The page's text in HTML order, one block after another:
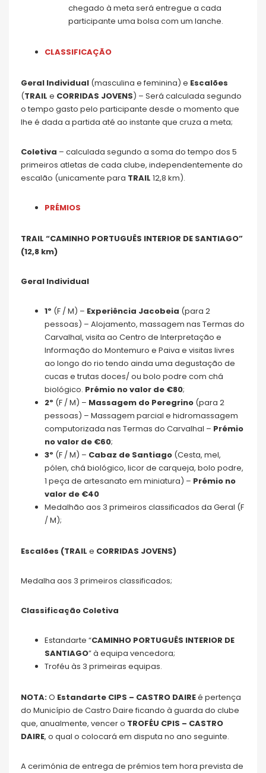
chegado à meta será entregue a cada
participante uma bolsa com um lanche.
CLASSIFICAÇÃO
Geral Individual (masculina e feminina) e Escalões
(TRAIL e CORRIDAS JOVENS) – Será calculada segundo
o tempo gasto pelo participante desde o momento que
lhe é dada a partida até ao instante que cruza a meta;
Coletiva – calculada segundo a soma do tempo dos 5
primeiros atletas de cada clube, independentemente do
escalão (unicamente para TRAIL 12,8 km).
PRÉMIOS
TRAIL “CAMINHO PORTUGUÊS INTERIOR DE SANTIAGO”
(12,8 km)
Geral Individual
1º (F / M) – Experiência Jacobeia (para 2
pessoas) – Alojamento, massagem nas Termas do
Carvalhal, visita ao Centro de Interpretação e
Informação do Montemuro e Paiva e visitas livres
ao longo do rio tendo ainda uma degustação de
cucas e trutas doces/ ou bolo podre com chá
biológico. Prémio no valor de €80;
2º (F / M) – Massagem do Peregrino (para 2
pessoas) – Massagem parcial e hidromassagem
computorizada nas Termas do Carvalhal – Prémio
no valor de €60;
3º (F / M) – Cabaz de Santiago (Cesta, mel,
pólen, chá biológico, licor de carqueja, bolo podre,
1 peça de artesanato em miniatura) – Prémio no
valor de €40
Medalhão aos 3 primeiros classificados da Geral (F
/ M);
Escalões (TRAIL e CORRIDAS JOVENS)
Medalha aos 3 primeiros classificados;
Classificação Coletiva
Estandarte “CAMINHO PORTUGUÊS INTERIOR DE
SANTIAGO” à equipa vencedora;
Troféu às 3 primeiras equipas.
NOTA:O Estandarte CIPS – CASTRO DAIREé pertença
do Município de Castro Daire ficando à guarda do clube
que, anualmente, vencer o TROFÉU CPIS – CASTRO
DAIRE, o qual o colocará em disputa no ano seguinte.
A cerimónia de entrega de prémios tem hora prevista de